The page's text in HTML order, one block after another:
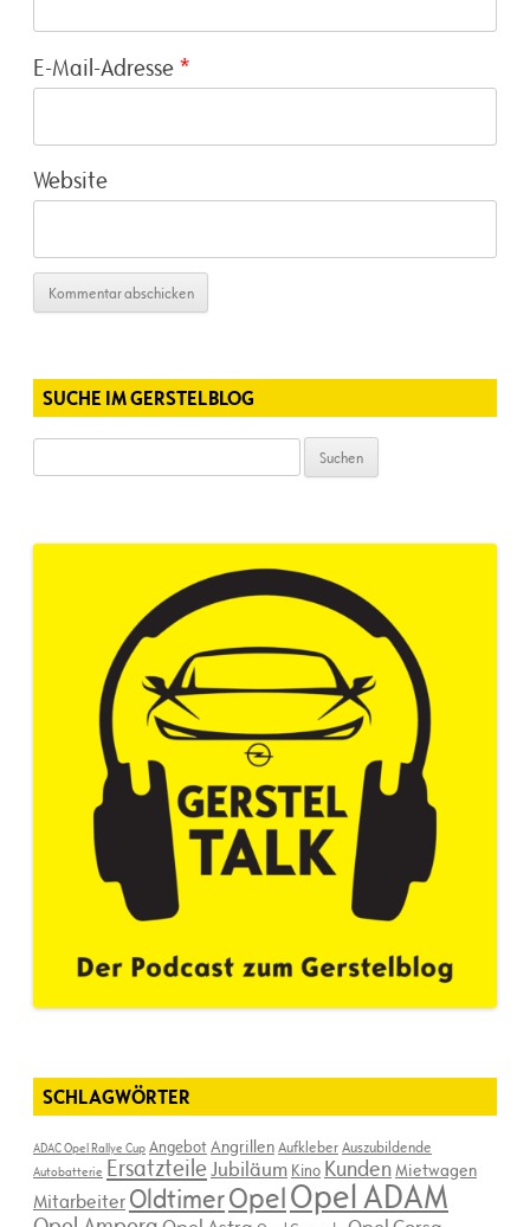
E-Mail-Adresse *
Website
SUCHE IM GERSTELBLOG
nach:
SCHLAGWÖRTER
ADAC Opel Rallye Cup AngebotAngrillenAufkleberAuszubildende
Autobatterie ErsatzteileJubiläum Kino KundenMietwagen
Mitarbeiter OldtimerOpelOpel ADAM